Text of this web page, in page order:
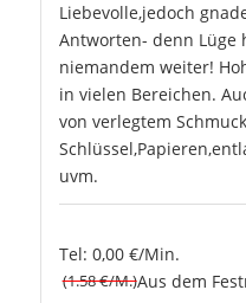
Liebevolle,jedoch
Antworten- denn Lüge
niemandem weiter!
in vielen Bereichen.
von verlegtem
uvm.
Tel: 0,00 €/Min.
(1.58 €/M.)Aus dem